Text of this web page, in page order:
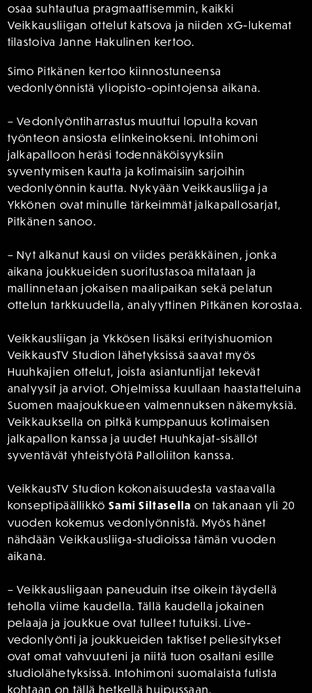
osaa suhtautua pragmaattisemmin, kaikki
Veikkausliigan ottelut katsova ja niiden xG-lukemat
tilastoiva Janne Hakulinen kertoo.
Simo Pitkänen kertoo kiinnostuneensa
vedonlyönnistä yliopisto-opintojensa aikana.
– Vedonlyöntiharrastus muuttui lopulta kovan
työnteon ansiosta elinkeinokseni. Intohimoni
jalkapalloon heräsi todennäköisyyksiin
syventymisen kautta ja kotimaisiin sarjoihin
vedonlyönnin kautta. Nykyään Veikkausliiga ja
Ykkönen ovat minulle tärkeimmät jalkapallosarjat,
Pitkänen sanoo.
– Nyt alkanut kausi on viides peräkkäinen, jonka
aikana joukkueiden suoritustasoa mitataan ja
mallinnetaan jokaisen maalipaikan sekä pelatun
ottelun tarkkuudella, analyyttinen Pitkänen korostaa.
Veikkausliigan ja Ykkösen lisäksi erityishuomion
VeikkausTV Studion lähetyksissä saavat myös
Huuhkajien ottelut, joista asiantuntijat tekevät
analyysit ja arviot. Ohjelmissa kuullaan haastatteluina
Suomen maajoukkueen valmennuksen näkemyksiä.
Veikkauksella on pitkä kumppanuus kotimaisen
jalkapallon kanssa ja uudet Huuhkajat-sisällöt
syventävät yhteistyötä Palloliiton kanssa.
VeikkausTV Studion kokonaisuudesta vastaavalla
konseptipäällikkö Sami Siltasella on takanaan yli 20
vuoden kokemus vedonlyönnistä. Myös hänet
nähdään Veikkausliiga-studioissa tämän vuoden
aikana.
– Veikkausliigaan paneuduin itse oikein täydellä
teholla viime kaudella. Tällä kaudella jokainen
pelaaja ja joukkue ovat tulleet tutuiksi. Live-
vedonlyönti ja joukkueiden taktiset peliesitykset
ovat omat vahvuuteni ja niitä tuon osaltani esille
studiolähetyksissä. Intohimoni suomalaista futista
kohtaan on tällä hetkellä huipussaan.